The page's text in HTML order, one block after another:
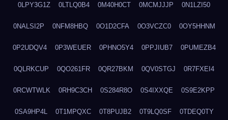
0LPY3G1Z 0LTLQ0B4 0M40H0CT 0MCMJJJP 0N1LZI50
0NALSI2P 0NFM8HBQ 0O1D2CFA 0O3VCZC0 0OY5HHNM
0P2UDQV4 0P3WEUER 0PHNO5Y4 0PPJIUB7 0PUMEZB4
0QLRKCUP 0QO261FR 0QR27BKM 0QV0STGJ 0R7FXEI4
0RCWTWLK 0RH9C3CH 0S284R8O 0S4IXXQE 0S9E2KPP
0SA9HP4L 0T1MPQXC 0T8PUJB2 0T9LQ0SF 0TDEQ0TY